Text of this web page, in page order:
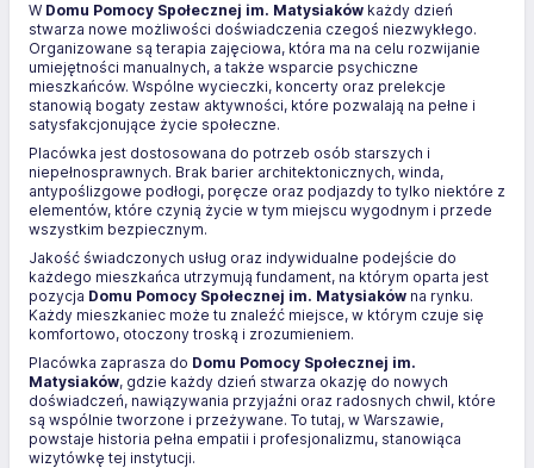
W Domu Pomocy Społecznej im. Matysiaków każdy dzień
stwarza nowe możliwości doświadczenia czegoś niezwykłego.
Organizowane są terapia zajęciowa, która ma na celu rozwijanie
umiejętności manualnych, a także wsparcie psychiczne
mieszkańców. Wspólne wycieczki, koncerty oraz prelekcje
stanowią bogaty zestaw aktywności, które pozwalają na pełne i
satysfakcjonujące życie społeczne.
Placówka jest dostosowana do potrzeb osób starszych i
niepełnosprawnych. Brak barier architektonicznych, winda,
antypoślizgowe podłogi, poręcze oraz podjazdy to tylko niektóre z
elementów, które czynią życie w tym miejscu wygodnym i przede
wszystkim bezpiecznym.
Jakość świadczonych usług oraz indywidualne podejście do
każdego mieszkańca utrzymują fundament, na którym oparta jest
pozycja Domu Pomocy Społecznej im. Matysiaków na rynku.
Każdy mieszkaniec może tu znaleźć miejsce, w którym czuje się
komfortowo, otoczony troską i zrozumieniem.
Placówka zaprasza do Domu Pomocy Społecznej im.
Matysiaków, gdzie każdy dzień stwarza okazję do nowych
doświadczeń, nawiązywania przyjaźni oraz radosnych chwil, które
są wspólnie tworzone i przeżywane. To tutaj, w Warszawie,
powstaje historia pełna empatii i profesjonalizmu, stanowiąca
wizytówkę tej instytucji.